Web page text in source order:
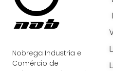
Nobrega Industria e
Comércio de